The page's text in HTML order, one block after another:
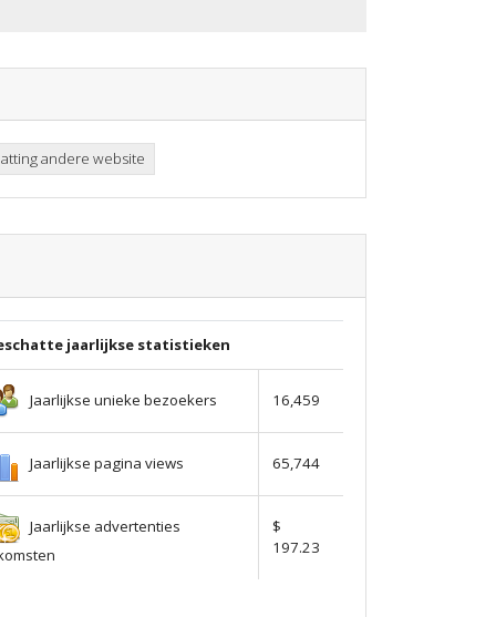
andere website
jaarlijkse statistieken
Jaarlijkse unieke bezoekers 16,459
Jaarlijkse pagina views 65,744
Jaarlijkse advertenties
$
197.23